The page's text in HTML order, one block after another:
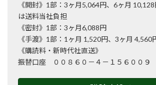
《開封》1部：3ヶ月5,064円、6ヶ月
は送料当社負担
《密封》1部：3ヶ月6,088円
《手渡》1部：1ヶ月 1,520円、3ヶ月 4,560
《購読料・新時代社直送》
振替口座 ００８６０－４－１５６００